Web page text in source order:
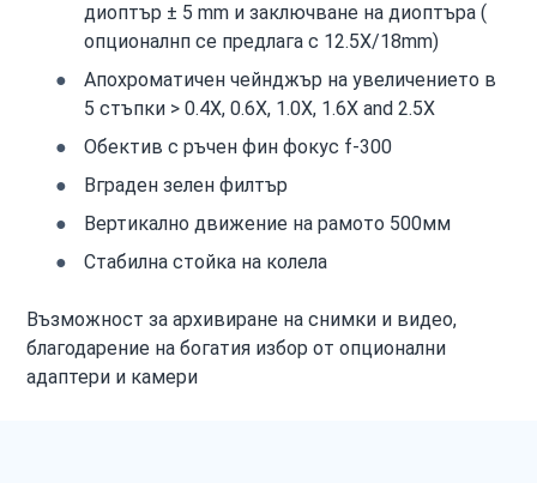
диоптър ± 5 mm и заключване на диоптъра (
опционалнп се предлага с 12.5X/18mm)
Апохроматичен чейнджър на увеличението в
5 стъпки > 0.4X, 0.6X, 1.0X, 1.6X and 2.5X
Обектив с ръчен фин фокус f-300
Вграден зелен филтър
Вертикално движение на рамото 500мм
Стабилна стойка на колела
Възможност за архивиране на снимки и видео,
благодарение на богатия избор от опционални
адаптери и камери